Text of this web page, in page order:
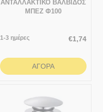
ΑΝΤΑΛΛΑΚΤΙΚΟ ΒΑΛΒΙΔΟΣ
ΜΠΕΖ Φ100
1-3 ημέρες €1,74
ΑΓΟΡΆ